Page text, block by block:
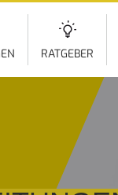
RATGEBER